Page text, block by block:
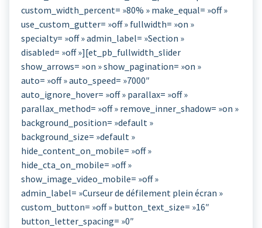
custom_width_percent= »80% » make_equal= »off »
use_custom_gutter= »off » fullwidth= »on »
specialty= »off » admin_label= »Section »
disabled= »off »][et_pb_fullwidth_slider
show_arrows= »on » show_pagination= »on »
auto= »off » auto_speed= »7000″
auto_ignore_hover= »off » parallax= »off »
parallax_method= »off » remove_inner_shadow= »on »
background_position= »default »
background_size= »default »
hide_content_on_mobile= »off »
hide_cta_on_mobile= »off »
show_image_video_mobile= »off »
admin_label= »Curseur de défilement plein écran »
custom_button= »off » button_text_size= »16″
button_letter_spacing= »0″